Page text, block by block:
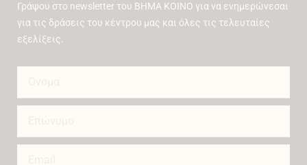
Γράψου στο newsletter του ΒΗΜΑ ΚΟΙΝΟ για να ενημερώνεσαι
για τις δράσεις του κέντρου μας και όλες τις τελευταίες
εξελίξεις.